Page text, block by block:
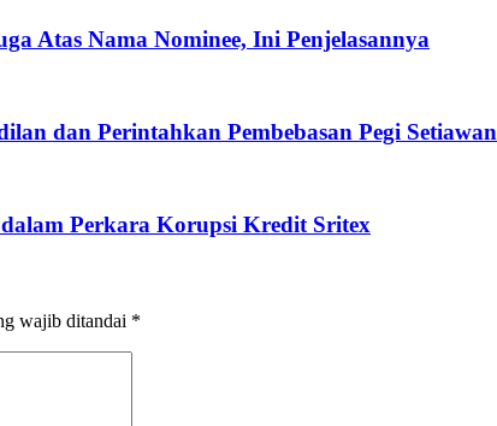
Atas Nama Nominee, Ini Penjelasannya
dan Perintahkan Pembebasan Pegi Setiawan
Perkara Korupsi Kredit Sritex
wajib ditandai *